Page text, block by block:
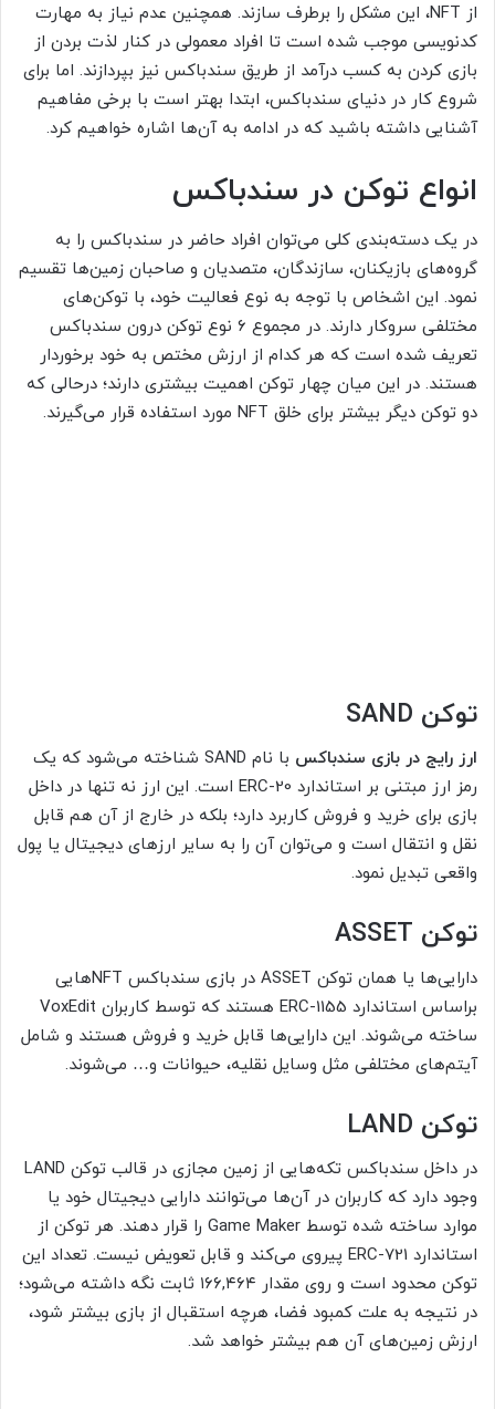
از NFT، این مشکل را برطرف سازند. همچنین عدم نیاز به مهارت
کدنویسی موجب شده است تا افراد معمولی در کنار لذت بردن از
بازی کردن به کسب درآمد از طریق سندباکس نیز بپردازند. اما برای
شروع کار در دنیای سندباکس، ابتدا بهتر است با برخی مفاهیم
آشنایی داشته باشید که در ادامه به آن‌ها اشاره خواهیم کرد.
انواع توکن در سندباکس
در یک دسته‌بندی کلی می‌توان افراد حاضر در سندباکس را به
گروه‌های بازیکنان، سازندگان، متصدیان و صاحبان زمین‌ها تقسیم
نمود. این اشخاص با توجه به نوع فعالیت خود، با توکن‌های
مختلفی سروکار دارند. در مجموع ۶ نوع توکن درون سندباکس
تعریف شده است که هر کدام از ارزش مختص به خود برخوردار
هستند. در این میان چهار توکن اهمیت بیشتری دارند؛ درحالی که
دو توکن دیگر بیشتر برای خلق NFT مورد استفاده قرار می‌گیرند.
توکن SAND
ارز رایج در بازی سندباکس
با نام SAND شناخته می‌شود که یک
رمز ارز مبتنی بر استاندارد ERC-20 است. این ارز نه تنها در داخل
بازی برای خرید و فروش کاربرد دارد؛ بلکه در خارج از آن هم قابل
نقل و انتقال است و می‌توان آن را به سایر ارزهای دیجیتال یا پول
واقعی تبدیل نمود.
توکن ASSET
دارایی‌ها یا همان توکن ASSET در بازی سندباکس NFTهایی
براساس استاندارد ERC-1155 هستند که توسط کاربران VoxEdit
ساخته می‌شوند. این دارایی‌ها قابل خرید و فروش هستند و شامل
آیتم‌های مختلفی مثل وسایل نقلیه، حیوانات و… می‌شوند.
توکن LAND
در داخل سندباکس تکه‌هایی از زمین مجازی در قالب توکن LAND
وجود دارد که کاربران در آن‌ها می‌توانند دارایی دیجیتال خود یا
موارد ساخته شده توسط Game Maker را قرار دهند. هر توکن از
استاندارد ERC-721 پیروی می‌کند و قابل تعویض نیست. تعداد این
توکن محدود است و روی مقدار ۱۶۶,۴۶۴ ثابت نگه داشته می‌شود؛
در نتیجه به علت کمبود فضا، هرچه استقبال از بازی بیشتر شود،
ارزش زمین‌های آن هم بیشتر خواهد شد.